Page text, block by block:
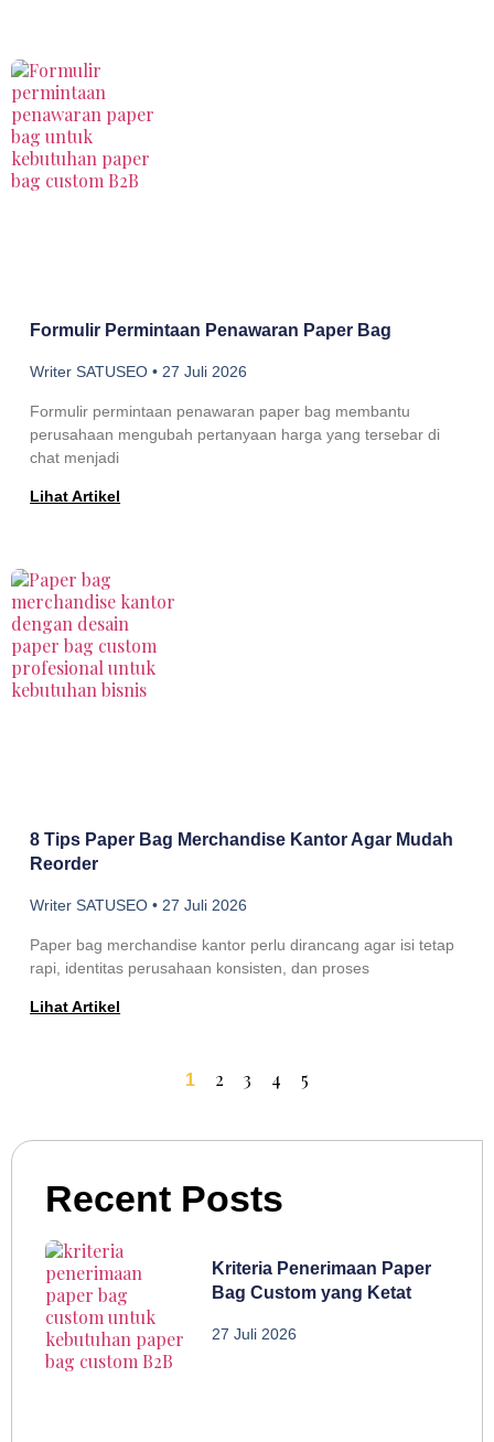
Formulir Permintaan Penawaran Paper Bag
Writer SATUSEO 27 Juli 2026
Formulir permintaan penawaran paper bag membantu
perusahaan mengubah pertanyaan harga yang tersebar di
chat menjadi
Lihat Artikel
8 Tips Paper Bag Merchandise Kantor Agar Mudah
Reorder
Writer SATUSEO 27 Juli 2026
Paper bag merchandise kantor perlu dirancang agar isi tetap
rapi, identitas perusahaan konsisten, dan proses
Lihat Artikel
1 2 3 4 5
Recent Posts
Kriteria Penerimaan Paper
Bag Custom yang Ketat
27 Juli 2026